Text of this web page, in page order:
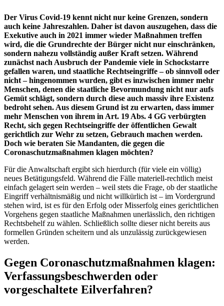
Der Virus Covid-19 kennt nicht nur keine Grenzen, sondern
auch keine Jahreszahlen. Daher ist davon auszugehen, dass die
Exekutive auch in 2021 immer wieder Maßnahmen treffen
wird, die die Grundrechte der Bürger nicht nur einschränken,
sondern nahezu vollständig außer Kraft setzen. Während
zunächst nach Ausbruch der Pandemie viele in Schockstarre
gefallen waren, und staatliche Rechtseingriffe – ob sinnvoll oder
nicht – hingenommen wurden, gibt es inzwischen immer mehr
Menschen, denen die staatliche Bevormundung nicht nur aufs
Gemüt schlägt, sondern durch diese auch massiv ihre Existenz
bedroht sehen. Aus diesem Grund ist zu erwarten, dass immer
mehr Menschen von ihrem in Art. 19 Abs. 4 GG verbürgten
Recht, sich gegen Rechtseingriffe der öffentlichen Gewalt
gerichtlich zur Wehr zu setzen, Gebrauch machen werden.
Doch wie beraten Sie Mandanten, die gegen die
Coronaschutzmaßnahmen klagen möchten?
Für die Anwaltschaft ergibt sich hierdurch (für viele ein völlig)
neues Betätigungsfeld. Während die Fälle materiell-rechtlich meist
einfach gelagert sein werden – weil stets die Frage, ob der staatliche
Eingriff verhältnismäßig und nicht willkürlich ist – im Vordergrund
stehen wird, ist es für den Erfolg oder Misserfolg eines gerichtlichen
Vorgehens gegen staatliche Maßnahmen unerlässlich, den richtigen
Rechtsbehelf zu wählen. Schließlich sollte dieser nicht bereits aus
formellen Gründen scheitern und als unzulässig zurückgewiesen
werden.
Gegen Coronaschutzmaßnahmen klagen:
Verfassungsbeschwerden oder
vorgeschaltete Eilverfahren?